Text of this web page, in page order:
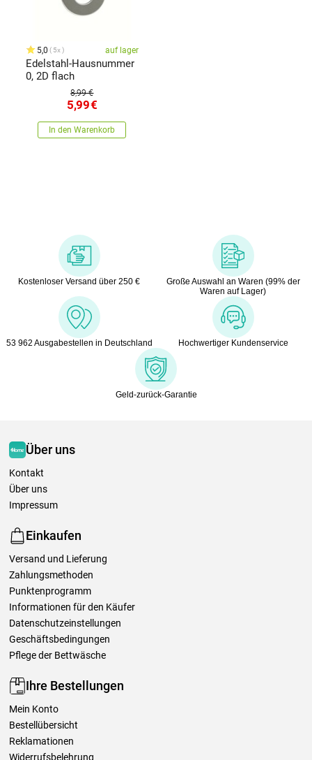
5,0 5x auf lager
Edelstahl-Hausnummer
0, 2D flach
8,99 €
5,99€
In den Warenkorb
Kostenloser Versand über 250 €
Große Auswahl an Waren (99% der
Waren auf Lager)
53 962 Ausgabestellen in Deutschland Hochwertiger Kundenservice
Geld-zurück-Garantie
Über uns
Kontakt
Über uns
Impressum
Einkaufen
Versand und Lieferung
Zahlungsmethoden
Punktenprogramm
Informationen für den Käufer
Datenschutzeinstellungen
Geschäftsbedingungen
Pflege der Bettwäsche
Ihre Bestellungen
Mein Konto
Bestellübersicht
Reklamationen
Widerrufsbelehrung